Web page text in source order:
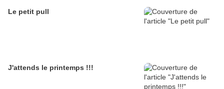
Le petit pull
J'attends le printemps !!!